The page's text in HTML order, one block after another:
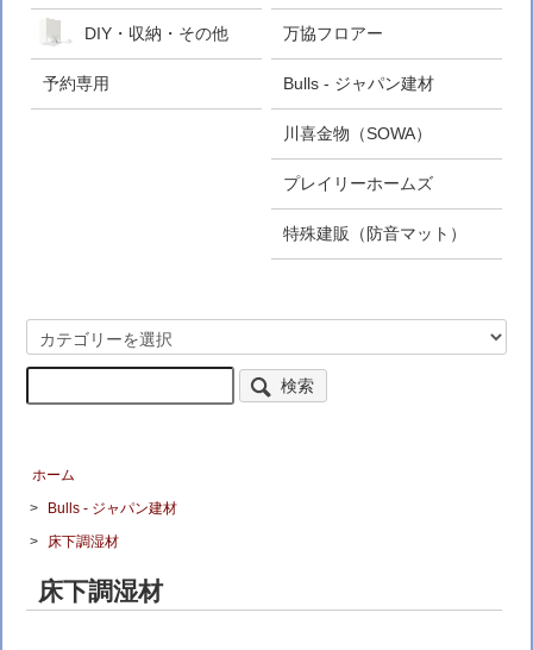
DIY・収納・その他
予約専用
万協フロアー
Bulls - ジャパン建材
川喜金物（SOWA）
プレイリーホームズ
特殊建販（防音マット）
検索
ホーム
>
Bulls - ジャパン建材
>
床下調湿材
床下調湿材